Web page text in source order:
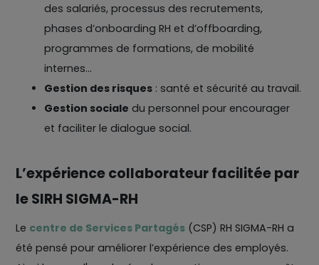
des salariés, processus des recrutements,
phases d’onboarding RH et d’offboarding,
programmes de formations, de mobilité
internes…
Gestion des risques : santé et sécurité au travail.
Gestion sociale du personnel pour encourager
et faciliter le dialogue social.
L’expérience collaborateur facilitée par
le SIRH SIGMA-RH
Le centre de Services Partagés (CSP) RH SIGMA-RH a
été pensé pour améliorer l’expérience des employés.